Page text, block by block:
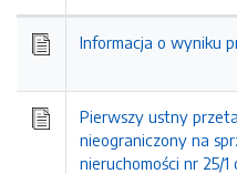
Kolejność
Informacja o wyniku
Pierwszy ustny
nieograniczony na
nieruchomości nr 25/1